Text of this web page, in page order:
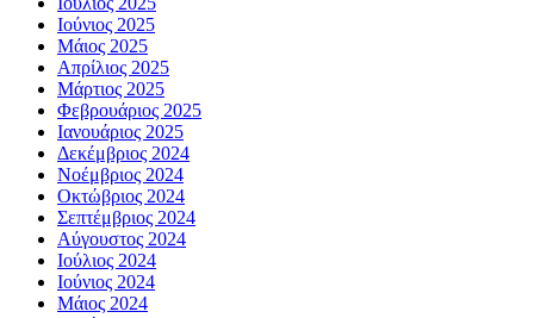
Ιούνιος 2025
Μάιος 2025
Απρίλιος 2025
Μάρτιος 2025
Φεβρουάριος 2025
Ιανουάριος 2025
Δεκέμβριος 2024
Νοέμβριος 2024
Οκτώβριος 2024
Σεπτέμβριος 2024
Αύγουστος 2024
Ιούλιος 2024
Ιούνιος 2024
Μάιος 2024